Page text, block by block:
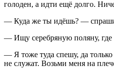
голоден, а идти ещё долго.
— Куда же ты идёшь? —
— Ищу серебряную поляну, где
— Я тоже туда спешу, да
не служат. Возьми меня на